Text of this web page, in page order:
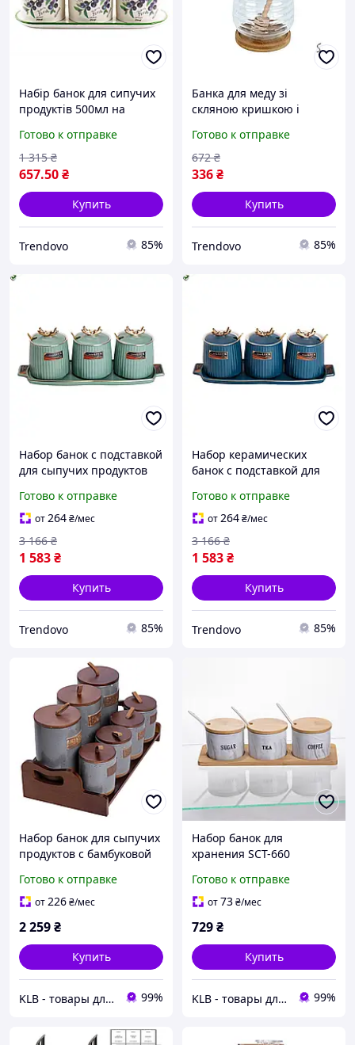
Набір банок для сипучих
продуктів 500мл на
зберігання спецій і круп
Готово к отправке
657.50₴
1 315 ₴
Купить
Trendovo 85%
Банка для меду зі
скляною кришкою і
підставці для зберігання
400мл
Готово к отправке
336₴
672 ₴
Купить
Trendovo 85%
Набор банок с подставкой
для сыпучих продуктов
400 мл для хранения
специй и круп
Готово к отправке
от264₴/мес
1 583₴
3 166 ₴
Купить
Trendovo 85%
Набор керамических
банок с подставкой для
продуктов 400 мл
стильный и компактный
Готово к отправке
от264₴/мес
1 583₴
3 166 ₴
Купить
Trendovo 85%
Набор банок для сыпучих
продуктов с бамбуковой
HP-26-2G Серый 7 шт по
300/800 мл
Готово к отправке
от226₴/мес
2 259₴
Купить
KLB - товары для дома, детей и животных 99%
Набор банок для
хранения SCT-660
мл, с бамбуковой
крышкой и ложкой, на
Готово к отправке
от73₴/мес
729₴
Купить
KLB - товары для дома, детей и животных 99%